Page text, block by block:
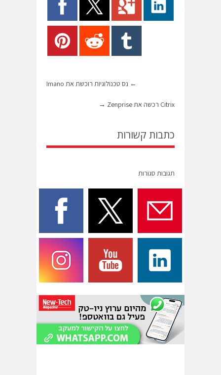
← נס טכנולוגיות רוכשת את Imano
Citrix רכשה את Zenprise →
כתבות קשורות
תגובות סגורות